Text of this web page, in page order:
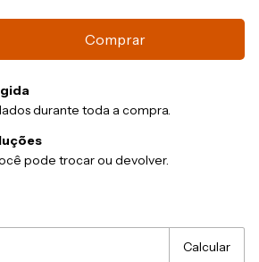
durante toda a compra.
pode trocar ou devolver.
Calcular